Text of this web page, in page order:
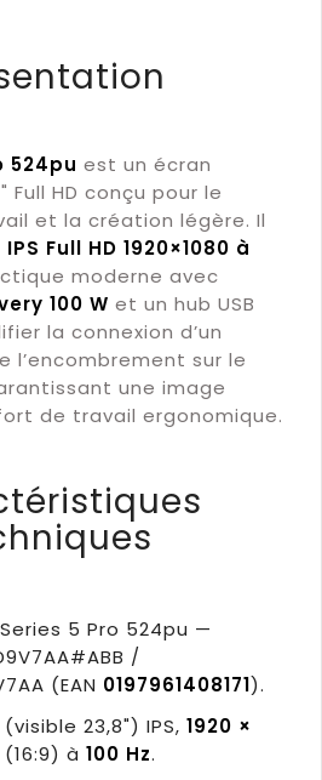
524pu est un écran
Full HD conçu pour le
et la création légère. Il
Full HD 1920×1080 à
moderne avec
100 W et un hub USB
la connexion d’un
l’encombrement sur le
une image
de travail ergonomique.
Series 5 Pro 524pu —
/
(EAN 0197961408171).
(visible 23,8") IPS, 1920 ×
(16:9) à 100 Hz.